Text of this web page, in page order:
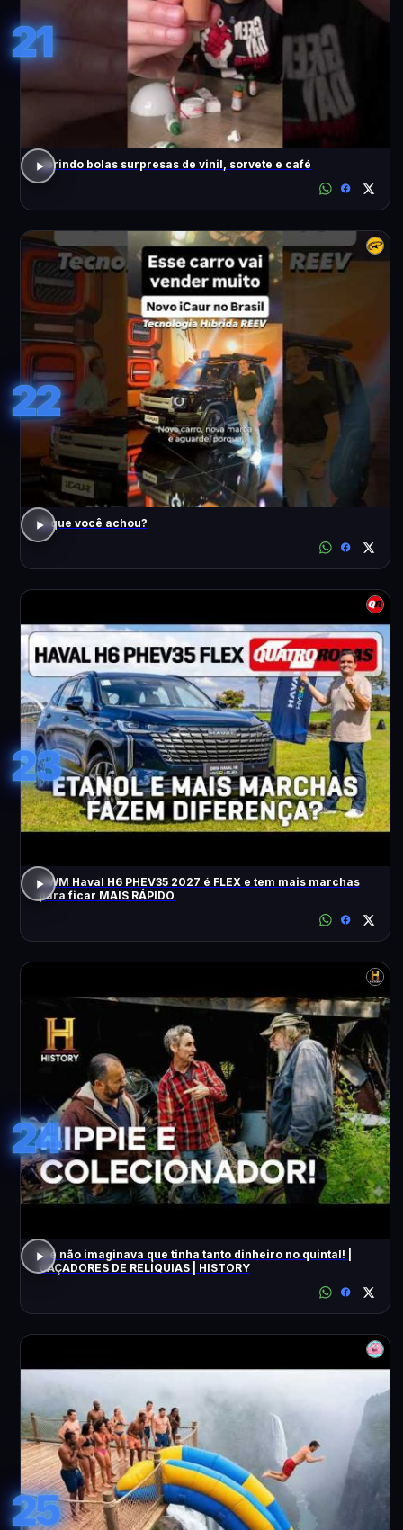
21
abrindo bolas surpresas de vinil, sorvete e café
22
O que você achou?
23
GWM Haval H6 PHEV35 2027 é FLEX e tem mais marchas
para ficar MAIS RÁPIDO
24
Ele não imaginava que tinha tanto dinheiro no quintal! |
CAÇADORES DE RELÍQUIAS | HISTORY
25